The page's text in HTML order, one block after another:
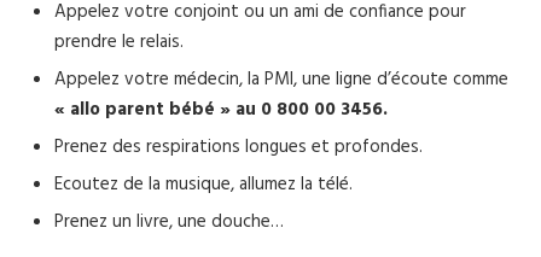
Appelez votre conjoint ou un ami de confiance pour
prendre le relais.
Appelez votre médecin, la PMI, une ligne d’écoute comme
« allo parent bébé » au 0 800 00 3456.
Prenez des respirations longues et profondes.
Ecoutez de la musique, allumez la télé.
Prenez un livre, une douche…